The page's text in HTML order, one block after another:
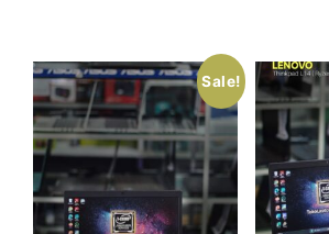
Sale!